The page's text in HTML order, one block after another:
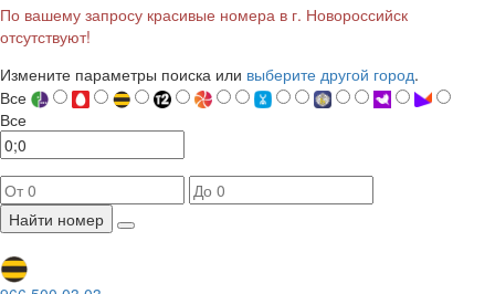
По вашему запросу красивые номера в г. Новороссийск
отсутствуют!
Измените параметры поиска или выберите другой город.
Все
Все
Найти номер